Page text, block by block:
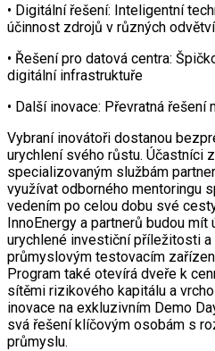
• Digitální řešení: Inteligentní
účinnost zdrojů v různých
• Řešení pro datová centra:
digitální infrastruktuře
• Další inovace: Převratná
Vybraní inovátoři dostanou
urychlení svého růstu. Účastníci
specializovaným službám
využívat odborného mentoringu
vedením po celou dobu své
InnoEnergy a partnerů budou mít
urychlené investiční příležitosti
průmyslovým testovacím
Program také otevírá dveře k
sítěmi rizikového kapitálu a
inovace na exkluzivním Demo
svá řešení klíčovým osobám s
průmyslu.